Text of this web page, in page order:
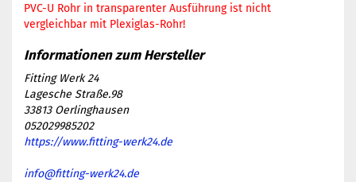
PVC-U Rohr in transparenter Ausführung ist nicht
vergleichbar mit Plexiglas-Rohr!
Fitting Werk 24
Lagesche Straße.98
33813 Oerlinghausen
052029985202
https://www.fitting-werk24.de
info@fitting-werk24.de